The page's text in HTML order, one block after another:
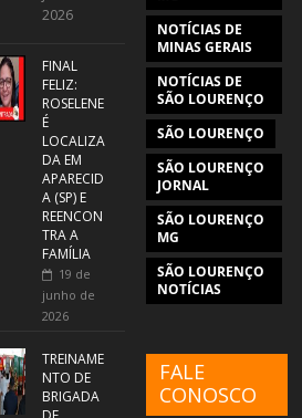
2026
FINAL
FELIZ:
ROSELENE
É
LOCALIZA
DA EM
APARECID
A (SP) E
REENCON
TRA A
FAMÍLIA
19 de
junho de
2026
TREINAME
NTO DE
BRIGADA
NOTÍCIAS DE
MINAS GERAIS
NOTÍCIAS DE
SÃO LOURENÇO
SÃO LOURENÇO
SÃO LOURENÇO
JORNAL
SÃO LOURENÇO
MG
SÃO LOURENÇO
NOTÍCIAS
FALE
CONOSCO